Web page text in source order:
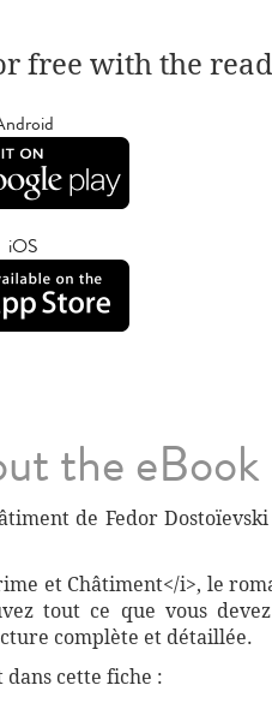
free with the
iOS
the eBook
de Fedor Dostoïevski
et Châtiment</i>, le
tout ce que vous
complète et détaillée.
cette fiche :